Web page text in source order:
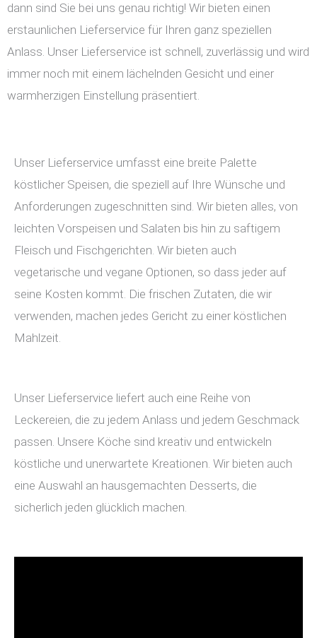
dann sind Sie bei uns genau richtig! Wir bieten einen
erstaunlichen Lieferservice für Ihren ganz speziellen
Anlass. Unser Lieferservice ist schnell, zuverlässig und wird
immer noch mit einem lächelnden Gesicht und einer
warmherzigen Einstellung präsentiert.
Unser Lieferservice umfasst eine breite Palette
köstlicher Speisen, die speziell auf Ihre Wünsche und
Anforderungen zugeschnitten sind. Wir bieten alles, von
leichten Vorspeisen und Salaten bis hin zu saftigem
Fleisch und Fischgerichten. Wir bieten auch
vegetarische und vegane Optionen, so dass jeder auf
seine Kosten kommt. Die frischen Zutaten, die wir
verwenden, machen jedes Gericht zu einer köstlichen
Mahlzeit.
Unser Lieferservice liefert auch eine Reihe von
Leckereien, die zu jedem Anlass und jedem Geschmack
passen. Unsere Köche sind kreativ und entwickeln
köstliche und unerwartete Kreationen. Wir bieten auch
eine Auswahl an hausgemachten Desserts, die
sicherlich jeden glücklich machen.